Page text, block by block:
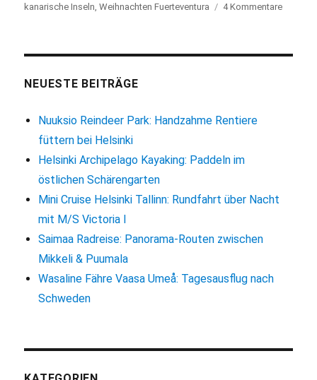
am
kanarische Inseln ,Weihnachten Fuerteventura 4 Kommentare
NEUESTE BEITRÄGE
Nuuksio Reindeer Park: Handzahme Rentiere
füttern bei Helsinki
Helsinki Archipelago Kayaking: Paddeln im
östlichen Schärengarten
Mini Cruise Helsinki Tallinn: Rundfahrt über Nacht
mit M/S Victoria I
Saimaa Radreise: Panorama-Routen zwischen
Mikkeli & Puumala
Wasaline Fähre Vaasa Umeå: Tagesausflug nach
Schweden